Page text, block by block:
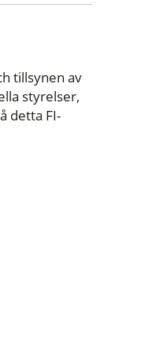
tillsynen av
styrelser,
detta FI-